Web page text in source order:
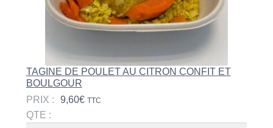
TAGINE DE POULET AU CITRON CONFIT ET
BOULGOUR
PRIX :
9,60€ TTC
QTE :